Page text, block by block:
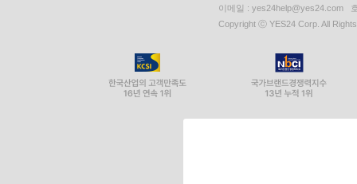
이메일 : yes24help@yes24.com
Copyright ⓒ YES24 Corp. All